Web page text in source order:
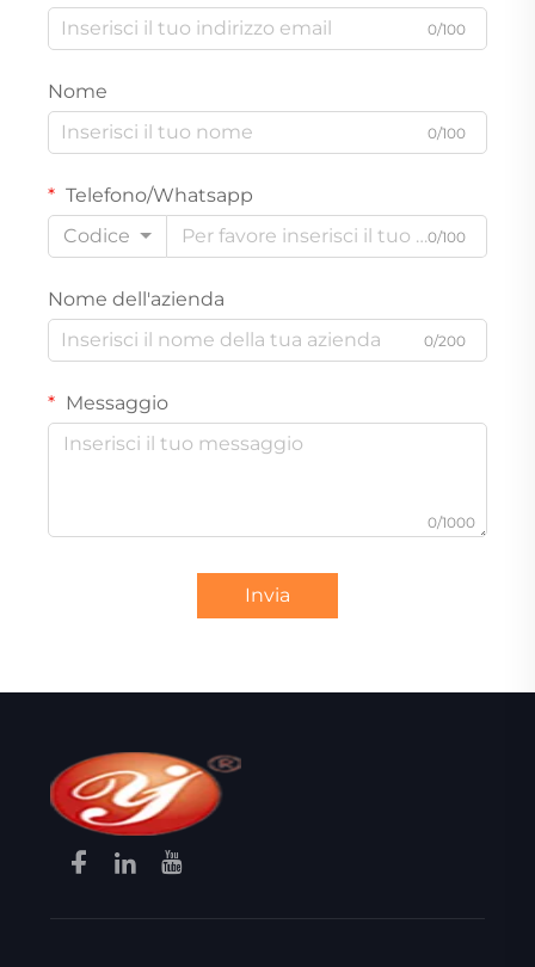
0/100
Nome
0/100
Telefono/Whatsapp
Codice
0/100
Nome dell'azienda
0/200
Messaggio
0/1000
Invia